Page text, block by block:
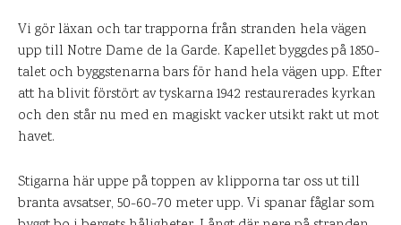
Vi gör läxan och tar trapporna från stranden hela vägen
upp till Notre Dame de la Garde. Kapellet byggdes på 1850-
talet och byggstenarna bars för hand hela vägen upp. Efter
att ha blivit förstört av tyskarna 1942 restaurerades kyrkan
och den står nu med en magiskt vacker utsikt rakt ut mot
havet.
Stigarna här uppe på toppen av klipporna tar oss ut till
branta avsatser, 50-60-70 meter upp. Vi spanar fåglar som